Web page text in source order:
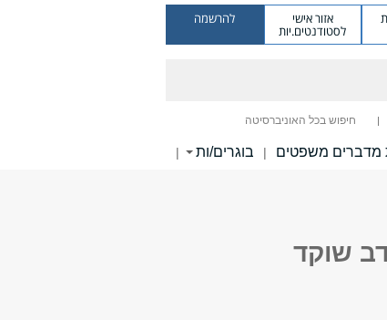
אזור אישי
לסטודנטים.יות
להרשמה
חיפוש בכל האוניברסיטה
מדברים משפטים | בוגרים/ות |
שוקד